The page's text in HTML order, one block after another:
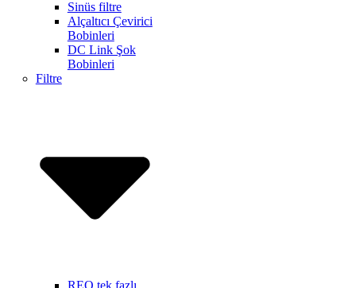
Sinüs filtre
Alçaltıcı Çevirici
Bobinleri
DC Link Şok
Bobinleri
Filtre
REO tek fazlı